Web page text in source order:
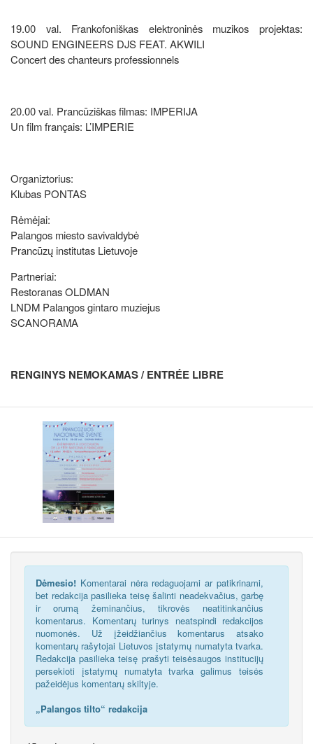
19.00 val. Frankofoniškas elektroninės muzikos projektas:
SOUND ENGINEERS DJS FEAT. AKWILI
Concert des chanteurs professionnels
20.00 val. Prancūziškas filmas: IMPERIJA
Un film français: L’IMPERIE
Organiztorius:
Klubas PONTAS
Rėmėjai:
Palangos miesto savivaldybė
Prancūzų institutas Lietuvoje
Partneriai:
Restoranas OLDMAN
LNDM Palangos gintaro muziejus
SCANORAMA
RENGINYS NEMOKAMAS / ENTRÉE LIBRE
Dėmesio! Komentarai nėra redaguojami ar patikrinami,
bet redakcija pasilieka teisę šalinti neadekvačius, garbę
ir orumą žeminančius, tikrovės neatitinkančius
komentarus. Komentarų turinys neatspindi redakcijos
nuomonės. Už įžeidžiančius komentarus atsako
komentarų rašytojai Lietuvos įstatymų numatyta tvarka.
Redakcija pasilieka teisę prašyti teisėsaugos institucijų
persekioti įstatymų numatyta tvarka galimus teisės
pažeidėjus komentarų skiltyje.
„Palangos tilto“ redakcija